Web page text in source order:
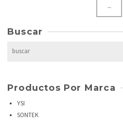
→
Buscar
Search
Productos Por Marca
YSI
SONTEK